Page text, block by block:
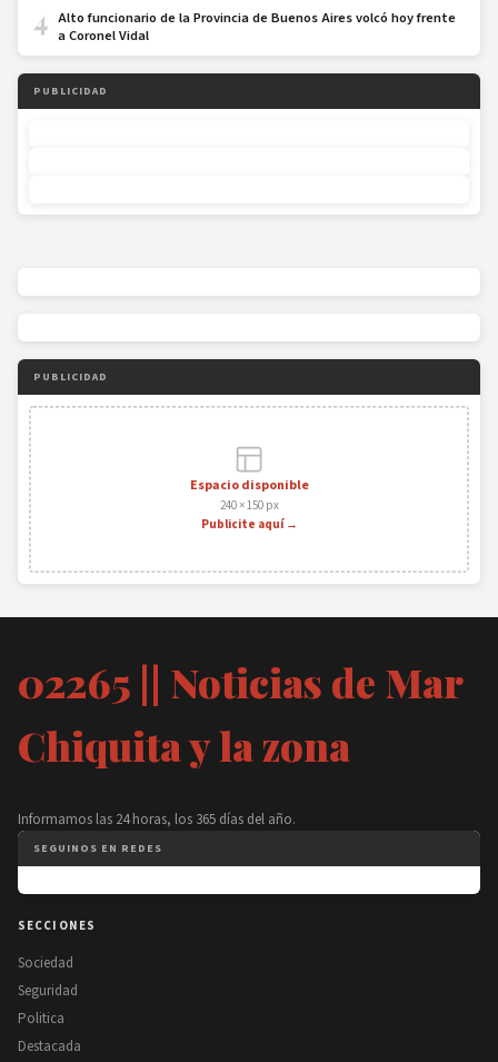
4 Alto funcionario de la Provincia de Buenos Aires volcó hoy frente
a Coronel Vidal
PUBLICIDAD
PUBLICIDAD
Espacio disponible
240 × 150 px
Publicite aquí →
02265 || Noticias de Mar
Chiquita y la zona
Informamos las 24 horas, los 365 días del año.
SEGUINOS EN REDES
SECCIONES
Sociedad
Seguridad
Politica
Destacada